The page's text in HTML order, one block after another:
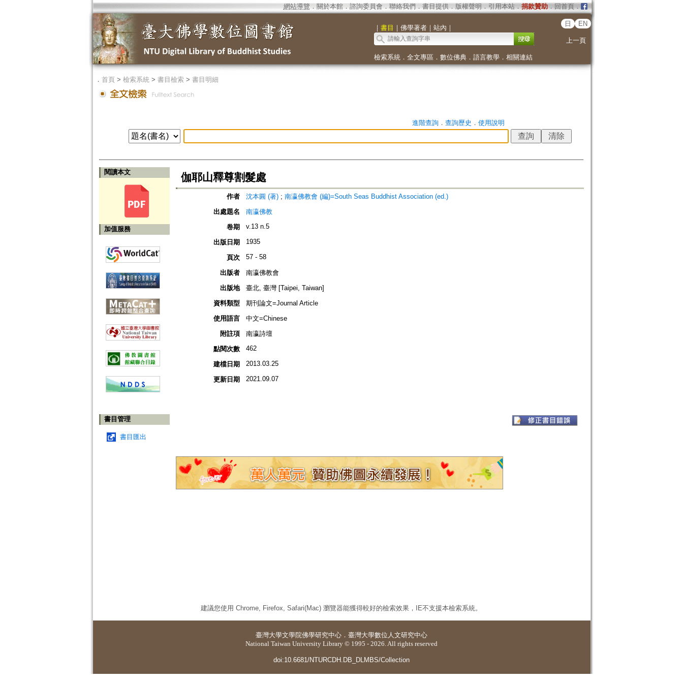
網站導覽 ． 關於本館． 諮詢委員會． 聯絡我們 ． 書目提供． 版權聲明 ． 引用本站． 捐款贊助．回首頁．
｜ 書目 ｜ 佛學著者｜ 站內 ｜
日 EN
上一頁
檢索系統． 全文專區 ． 數位佛典． 語言教學． 相關連結
． 首頁> 檢索系統> 書目檢索> 書目明細
進階查詢． 查詢歷史 ． 使用說明
閱讀本文
加值服務
書目管理
書目匯出
伽耶山釋尊割髮處
作者 沈本圓 (著); 南瀛佛教會 (編)=South Seas Buddhist Association (ed.)
出處題名
南瀛佛教
卷期
v.13 n.5
出版日期 1935
頁次 57 - 58
出版者
南瀛佛教會
出版地
臺北, 臺灣 [Taipei, Taiwan]
資料類型
期刊論文=Journal Article
使用語言
中文=Chinese
附註項
南瀛詩壇
點閱次數
462
建檔日期 2013.03.25
更新日期 2021.09.07
建議您使用 Chrome, Firefox, Safari(Mac) 瀏覽器能獲得較好的檢索效果，IE不支援本檢索系統。
臺灣大學文學院佛學研究中心 ． 臺灣大學數位人文研究中心
National Taiwan University Library © 1995 - 2026. All rights reserved
doi:10.6681/NTURCDH.DB_DLMBS/Collection